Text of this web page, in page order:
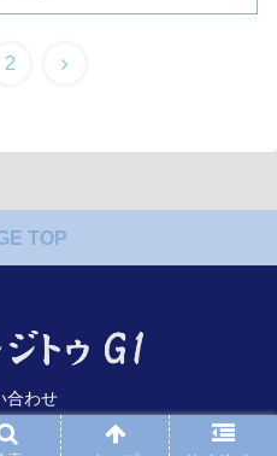
2
次
TOP
合わせ
ンジトゥG1.